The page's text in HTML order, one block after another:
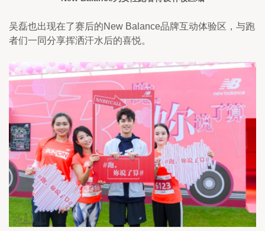
吴磊也出现在了赛后的New Balance品牌互动体验区，与跑
者们一同分享挥洒汗水后的喜悦。